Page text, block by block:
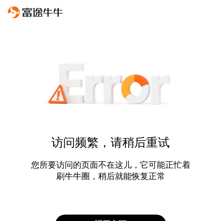
访问频繁，请稍后重试
您所要访问的页面不在这儿，它可能正忙着
刷牛牛圈，稍后就能恢复正常